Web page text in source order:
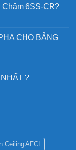
6SS-CR?
CHO BẢNG
?
Ceiling AFCL